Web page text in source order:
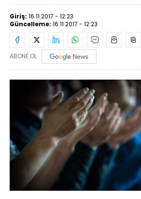
Giriş: 16.11.2017 - 12:23
Güncelleme: 16.11.2017 - 12:23
ABONE OL